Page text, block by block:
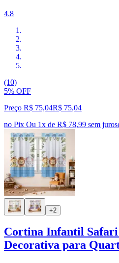
4.8
(10)
5% OFF
Preço R$ 75,04R$ 75,04
no Pix Ou 1x de R$ 78,99 sem juros
+2
Cortina Infantil Safari
Decorativa para